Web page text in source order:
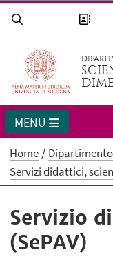
MENU
Home
Dipartimento
Servizi didattici,
Servizio
(SePAV)